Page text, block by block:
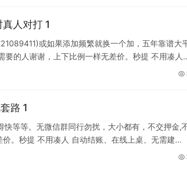
人对打 1
或如果添加频繁就换一个加，五年靠谱大
的人谢谢，上下比例一样无差价。秒提 不用凑人
，信誉麻将群,APP上面打,火爆大群,专人管理,百人
路 1
等等。无微信群同行勿扰，大小都有，不交押金,
。秒提 不用凑人 自动结账、在线上桌、无需建
烦恼。喜欢再玩 绝不勉强！上/下比例一样无差